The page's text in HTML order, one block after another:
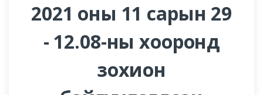
2021 оны 11 сарын 29
- 12.08-ны хооронд
зохион